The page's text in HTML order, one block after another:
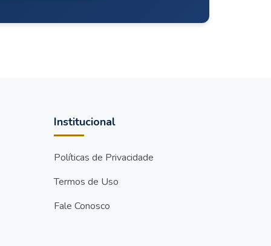
Institucional
Políticas de Privacidade
Termos de Uso
Fale Conosco